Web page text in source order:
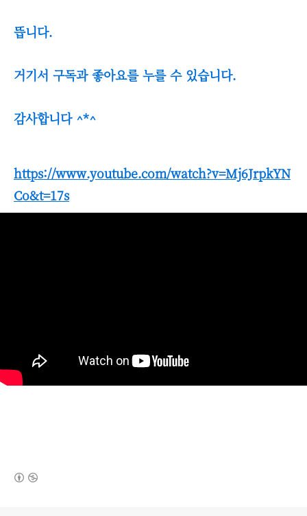
뜹니다.
거기서 구독과 좋아요를 누를 수 있습니다.
감사합니다 ^*^
https://www.youtube.com/watch?v=Mj6JrpkYN
Co&t=17s